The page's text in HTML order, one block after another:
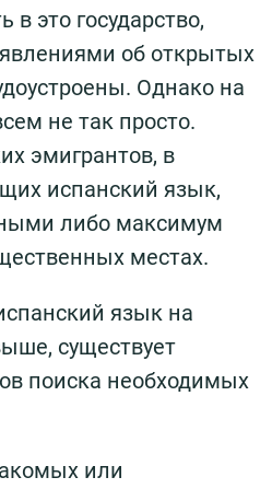
в это государство,
об открытых
Однако на
не так просто.
эмигрантов, в
испанский язык,
либо максимум
местах.
язык на
существует
поиска необходимых
или